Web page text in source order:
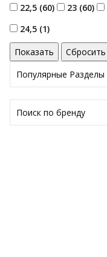
22,5 (60) 23 (60)
24,5 (1)
Популярные Разделы
Поиск по бренду